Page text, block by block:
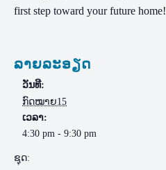
first step toward your future home!
ລາຍລະອຽດ
ວັນທີ:
ກົດໝາຍ15
ເວລາ:
4:30 pm - 9:30 pm
ຊຸດ: